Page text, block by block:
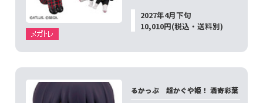
2027年4月下旬
10,010円(税込・送料別)
るかっぷ 超かぐや姫！ 酒寄彩葉